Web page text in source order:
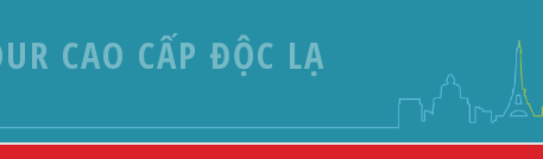
CAO CẤP ĐỘC LẠ